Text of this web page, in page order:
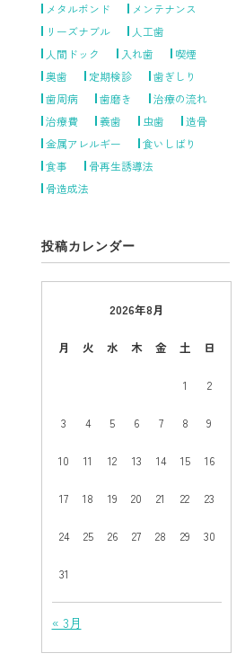
メタルボンド
メンテナンス
リーズナブル
人工歯
人間ドック
入れ歯
喫煙
奥歯
定期検診
歯ぎしり
歯周病
歯磨き
治療の流れ
治療費
義歯 虫歯
造骨
金属アレルギー
食いしばり
食事
骨再生誘導法
骨造成法
投稿カレンダー
2026年8月
月 火 水 木 金 土 日
1 2
3 4 5 6 7 8 9
10 11 12 13 14 15 16
17 18 19 20 21 22 23
24 25 26 27 28 29 30
31
« 3月